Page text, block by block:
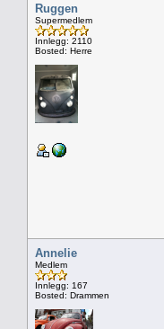
Ruggen
Supermedlem
Innlegg: 2110
Bosted: Herre
Annelie
Medlem
Innlegg: 167
Bosted: Drammen